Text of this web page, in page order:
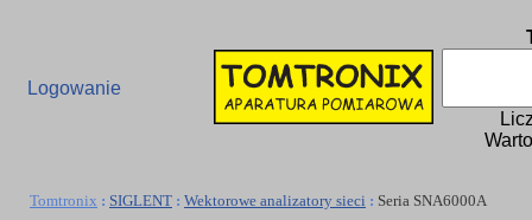
Logowanie
Tomtronix : SIGLENT : Wektorowe analizatory sieci : Seria SNA6000A